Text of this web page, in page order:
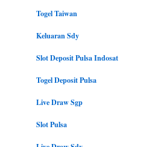
Togel Taiwan
Keluaran Sdy
Slot Deposit Pulsa Indosat
Togel Deposit Pulsa
Live Draw Sgp
Slot Pulsa